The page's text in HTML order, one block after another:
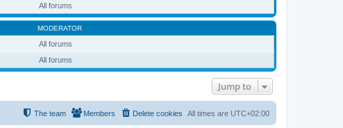
All forums
MODERATOR
All forums
All forums
Jump to
All times are UTC+02:00
Delete cookies
Members
The team